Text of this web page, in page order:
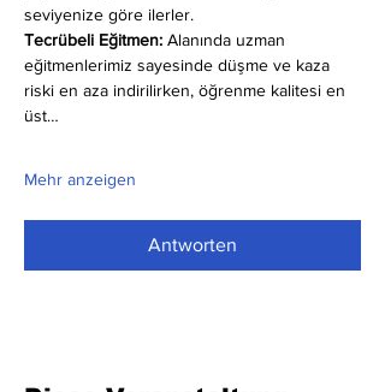
seviyenize göre ilerler.
Tecrübeli Eğitmen: Alanında uzman
eğitmenlerimiz sayesinde düşme ve kaza
riski en aza indirilirken, öğrenme kalitesi en
üst…
Mehr anzeigen
Antworten